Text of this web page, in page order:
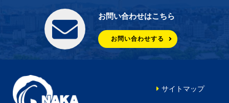
お問い合わせはこちら
お問い合わせする
サイトマップ